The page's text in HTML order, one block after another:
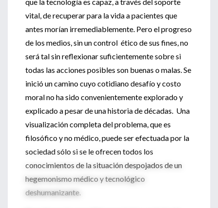
vital, de recuperar para la vida a pacientes que
antes morían irremediablemente. Pero el progreso
de los medios, sin un control ético de sus fines, no
será tal sin reflexionar suficientemente sobre si
todas las acciones posibles son buenas o malas. Se
inició un camino cuyo cotidiano desafío y costo
moral no ha sido convenientemente explorado y
explicado a pesar de una historia de décadas. Una
visualización completa del problema, que es
filosófico y no médico, puede ser efectuada por la
sociedad sólo si se le ofrecen todos los
conocimientos de la situación despojados de un
hegemonismo médico y tecnológico
deshumanizante.